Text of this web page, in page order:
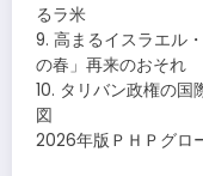
るラ米
9. 高まるイスラエル
の春」再来のおそれ
10. タリバン政権の
図
2026年版ＰＨＰグロ